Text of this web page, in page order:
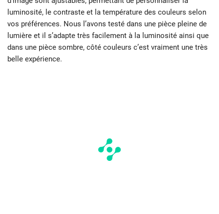
luminosité, le contraste et la température des couleurs selon
vos préférences. Nous l’avons testé dans une pièce pleine de
lumière et il s’adapte très facilement à la luminosité ainsi que
dans une pièce sombre, côté couleurs c’est vraiment une très
belle expérience.